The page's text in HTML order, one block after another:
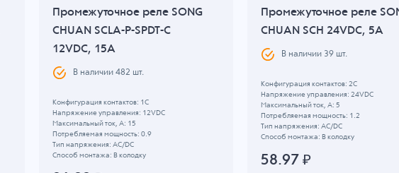
Промежуточное реле SONG
CHUAN SCLA-P-SPDT-C
12VDC, 15A
В наличии 482 шт.
Конфигурация контактов: 1C
Напряжение управления: 12VDC
Максимальный ток, А: 15
Потребляемая мощность: 0.9
Тип напряжения: AC/DC
Способ монтажа: В колодку
Промежуточное реле
CHUAN SCH 24VDC, 5A
В наличии 39шт.
Конфигурация контактов: 2С
Напряжение управления: 24VDC
Максимальный ток, А: 5
Потребляемая мощность: 1.2
Тип напряжения: AC/DC
Способ монтажа: В колодку
58.97 ₽